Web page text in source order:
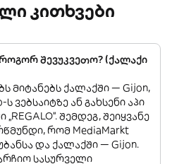
კითხვები
შევუკვეთო? (ქალაქი
მიტანებს ქალაქში — Gijon,
ვებსაიტზე ან გახსენი აპი
შემდეგ, შეიყვანე
რომ MediaMarkt
და ქალაქში — Gijon.
სასურველი